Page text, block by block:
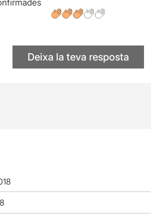
Deixa la teva resposta